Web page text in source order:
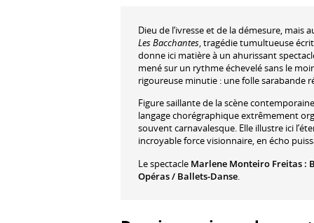
Dieu de l’ivresse et de la démesure,
Les Bacchantes, tragédie tumultueuse
donne ici matière à un ahurissant
mené sur un rythme échevelé sans le
rigoureuse minutie : une folle sarabande
Figure saillante de la scène
langage chorégraphique extrêmement
souvent carnavalesque. Elle illustre ici
incroyable force visionnaire, en écho
Le spectacle Marlene Monteiro Freitas :
Opéras / Ballets-Danse.